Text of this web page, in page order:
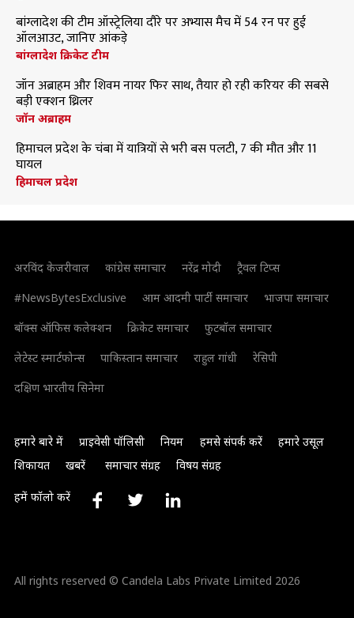
बांग्लादेश की टीम ऑस्ट्रेलिया दौरे पर अभ्यास मैच में 54 रन पर हुई
ऑलआउट, जानिए आंकड़े
बांग्लादेश क्रिकेट टीम
जॉन अब्राहम और शिवम नायर फिर साथ, तैयार हो रही करियर की सबसे
बड़ी एक्शन थ्रिलर
जॉन अब्राहम
हिमाचल प्रदेश के चंबा में यात्रियों से भरी बस पलटी, 7 की मौत और 11
घायल
हिमाचल प्रदेश
अरविंद केजरीवाल कांग्रेस समाचार नरेंद्र मोदी
ट्रैवल टिप्स
#NewsBytesExclusive
आम आदमी पार्टी समाचार
भाजपा समाचार
बॉक्स ऑफिस कलेक्शन
क्रिकेट समाचार
फुटबॉल समाचार
लेटेस्ट स्मार्टफोन्स
पाकिस्तान समाचार राहुल गांधी
रेसिपी
दक्षिण भारतीय सिनेमा
हमारे बारे में प्राइवेसी पॉलिसी नियम हमसे संपर्क करें
हमारे उसूल
शिकायत
खबरें समाचार संग्रह विषय संग्रह
हमें फॉलो करें
All rights reserved © Candela Labs Private Limited 2026